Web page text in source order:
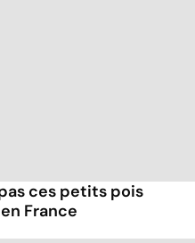
ces petits pois
France